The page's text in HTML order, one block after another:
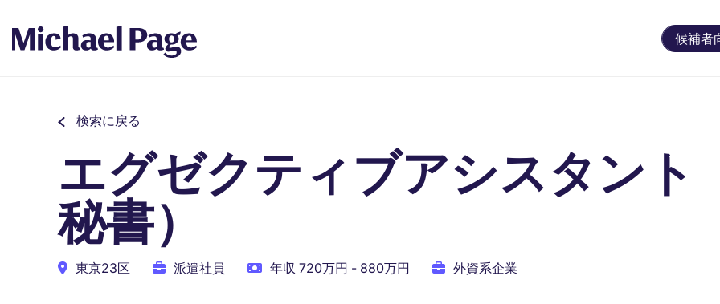
候補者
検索に戻る
エグゼクティブアシスタント
秘書）
東京23区 派遣社員 年収 720万円 - 880万円 外資系企業